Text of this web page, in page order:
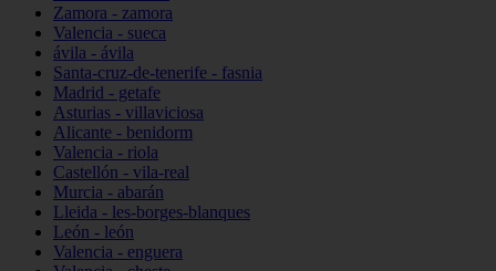
Zamora - zamora
Valencia - sueca
ávila - ávila
Santa-cruz-de-tenerife - fasnia
Madrid - getafe
Asturias - villaviciosa
Alicante - benidorm
Valencia - riola
Castellón - vila-real
Murcia - abarán
Lleida - les-borges-blanques
León - león
Valencia - enguera